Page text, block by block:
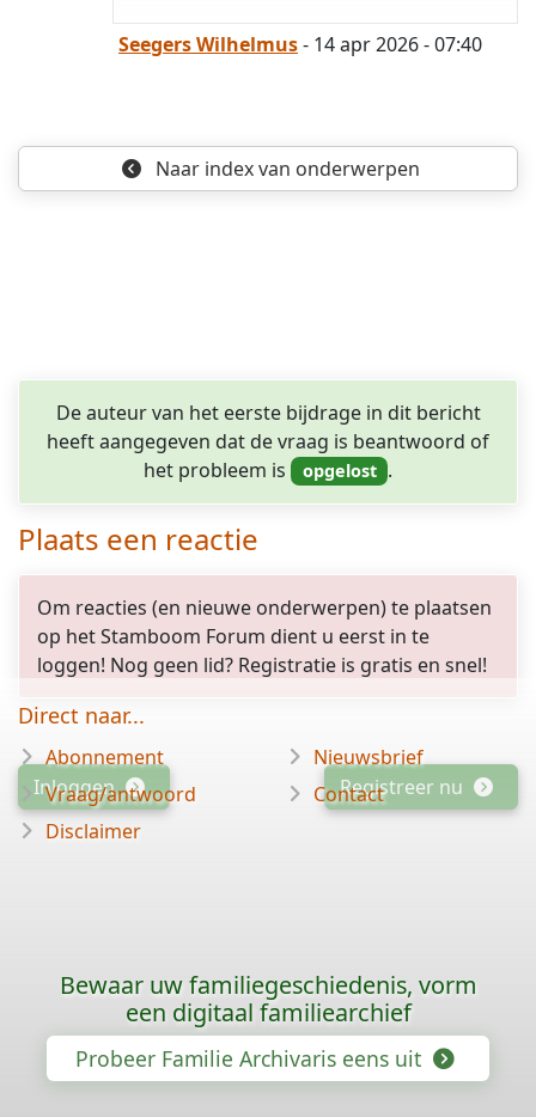
Seegers Wilhelmus- 14 apr 2026 - 07:40
Naar indexvan onderwerpen
De auteur van het eerste bijdrage in dit bericht
heeft aangegeven dat de vraag is beantwoord of
het probleem is
.
Plaats een reactie
Om reacties (en nieuwe onderwerpen) te plaatsen
op het Stamboom Forum dient u eerst in te
loggen! Nog geen lid? Registratie is gratis en snel!
Inloggen Registreer nu
Direct naar...
Abonnement
Vraag/antwoord
Disclaimer
Nieuwsbrief
Contact
Bewaar uw familiegeschiedenis, vorm
een digitaal familiearchief
Probeer Familie Archivaris eens uit